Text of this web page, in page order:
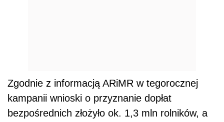
Zgodnie z informacją ARiMR w tegorocznej
kampanii wnioski o przyznanie dopłat
bezpośrednich złożyło ok. 1,3 mln rolników, a